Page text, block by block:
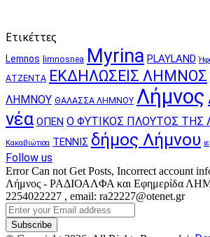
Ετικέττες
Lemnos limnosnea Myrina PLAYLAND
ΑΤΖΕΝΤΑ ΕΚΔΗΛΩΣΕΙΣ ΛΗΜΝΟΣ
ΛΗΜΝΟΥ ΘΑΛΑΣΣΑ ΛΗΜΝΟΥ Λήμνος
νέα ΟΠΕΝ Ο ΦΥΤΙΚΟΣ ΠΛΟΥΤΟΣ ΤΗΣ
Κακαβιώτισα ΤΕΝΝΙΣ δήμος Λήμνου
Follow us
Error Can not Get Posts, Incorrect account
Λήμνος - ΡΑΔΙΟΑΛΦΑ και Εφημερίδα
2254022227 , email: ra22227@otenet.gr
Enter
your
Email